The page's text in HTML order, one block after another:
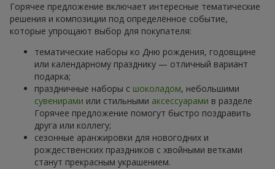
Горячее предложение включает интересные тематические
решения и композиции под определённое событие,
которые упрощают выбор для покупателя:
тематические наборы ко Дню рождения, годовщине
или календарному празднику — отличный вариант
подарка;
праздничные наборы с шоколадом, небольшими
сувенирами или стильными аксессуарами в разделе
Горячее предложение помогут быстро поздравить
друга или коллегу;
сезонные аранжировки для новогодних и
рождественских праздников с хвойными ветками
станут прекрасным украшением.